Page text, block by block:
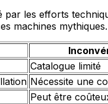
par les efforts
machines mythiques.
Catalogue limité
Nécessite une
Peut être